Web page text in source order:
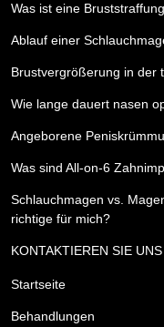
Was ist eine
Ablauf einer
Brustvergrößerung in der
Wie lange dauert nasen
Angeborene
Was sind All-on-6
Schlauchmagen vs.
richtige für mich?
KONTAKTIEREN SIE UNS
Startseite
Behandlungen